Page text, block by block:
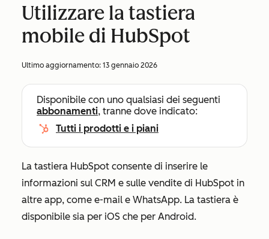
Utilizzare la tastiera
mobile di HubSpot
Ultimo aggiornamento: 13 gennaio 2026
Disponibile con uno qualsiasi dei seguenti
abbonamenti, tranne dove indicato:
Tutti i prodotti e i piani
La tastiera HubSpot consente di inserire le
informazioni sul CRM e sulle vendite di HubSpot in
altre app, come e-mail e WhatsApp. La tastiera è
disponibile sia per iOS che per Android.